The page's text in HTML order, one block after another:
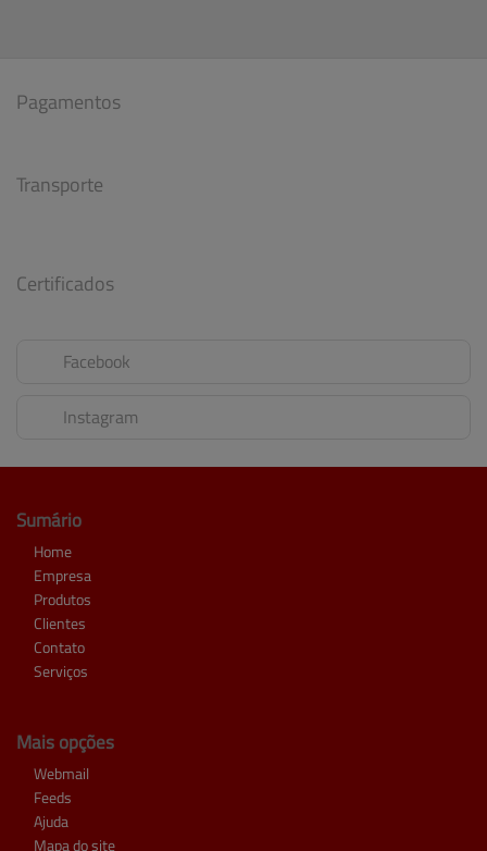
Pagamentos
Transporte
Certificados
Facebook
Instagram
Sumário
Home
Empresa
Produtos
Clientes
Contato
Serviços
Mais opções
Webmail
Feeds
Ajuda
Mapa do site